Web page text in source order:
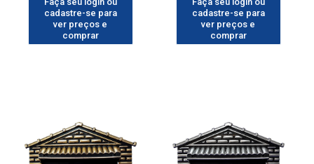
cadastre-se para
ver preços e
comprar
cadastre-se para
ver preços e
comprar